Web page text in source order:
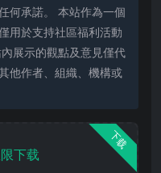
何承諾。 本站作為一個
用於支持社區福利活動
展示的觀點及意見僅代
他作者、組織、機構或
下载
下载